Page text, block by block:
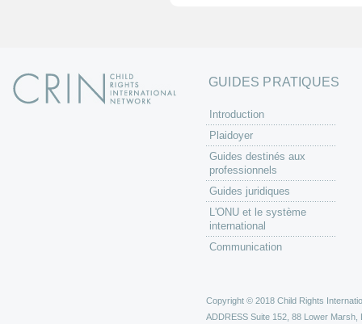
GUIDES PRATIQUES
Introduction
Plaidoyer
Guides destinés aux
professionnels
Guides juridiques
L'ONU et le système
international
Communication
Copyright © 2018 Child Rights
ADDRESS Suite 152, 88 Lower Marsh,